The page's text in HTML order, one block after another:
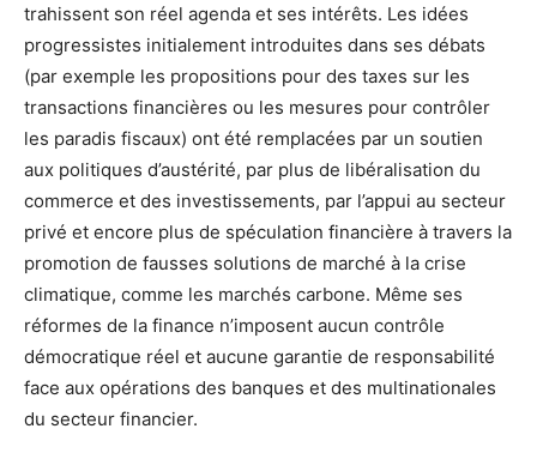
trahissent son réel agenda et ses intérêts. Les idées
progressistes initialement introduites dans ses débats
(par exemple les propositions pour des taxes sur les
transactions financières ou les mesures pour contrôler
les paradis fiscaux) ont été remplacées par un soutien
aux politiques d’austérité, par plus de libéralisation du
commerce et des investissements, par l’appui au secteur
privé et encore plus de spéculation financière à travers la
promotion de fausses solutions de marché à la crise
climatique, comme les marchés carbone. Même ses
réformes de la finance n’imposent aucun contrôle
démocratique réel et aucune garantie de responsabilité
face aux opérations des banques et des multinationales
du secteur financier.